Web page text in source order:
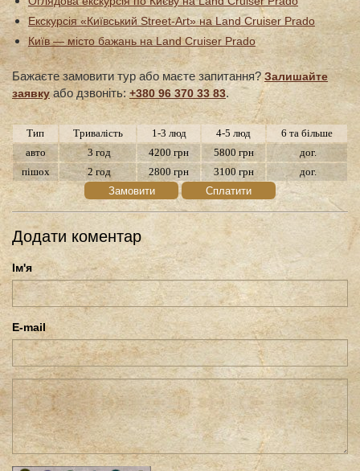
Екскурсія «Київський Street-Art» на Land Cruiser Prado
Київ — місто бажань на Land Cruiser Prado
Бажаєте замовити тур або маєте запитання?Залишайте
заявкуабо дзвоніть:+380 96 370 33 83.
Тип Тривалість 1-3 люд 4-5 люд
6 та більше
авто
3 год 4200 грн 5800 грн
дог.
пішох
2 год 2800 грн 3100 грн
дог.
Замовити
Сплатити
Додати коментар
Ім'я
E-mail